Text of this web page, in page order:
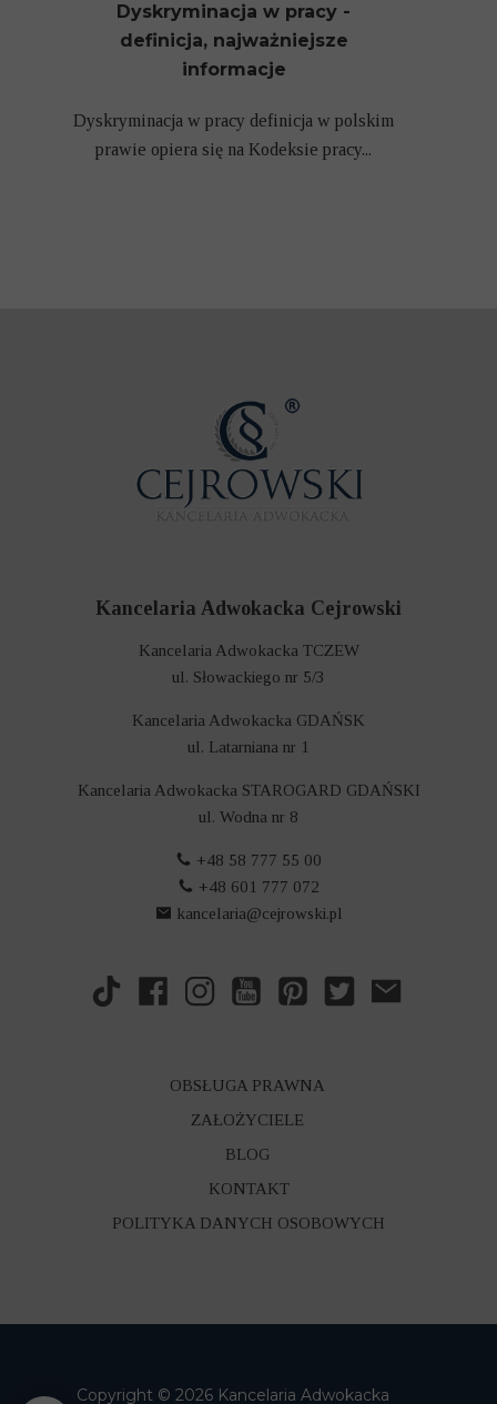
Kancelaria Adwokacka Cejrowski
Kancelaria Adwokacka TCZEW
ul. Słowackiego nr 5/3
Kancelaria Adwokacka GDAŃSK
ul. Latarniana nr 1
Kancelaria Adwokacka STAROGARD GDAŃSKI
ul. Wodna nr 8
+48 58 777 55 00
+48 601 777 072
kancelaria@cejrowski.pl
POLITYKA DANYCH OSOBOWYCH
KONTAKT
BLOG
ZAŁOŻYCIELE
OBSŁUGA PRAWNA
Copyright © 2026 Kancelaria Adwokacka
Dyskryminacja w pracy -
definicja, najważniejsze
informacje
Dyskryminacja w pracy definicja w polskim
prawie opiera się na Kodeksie pracy...